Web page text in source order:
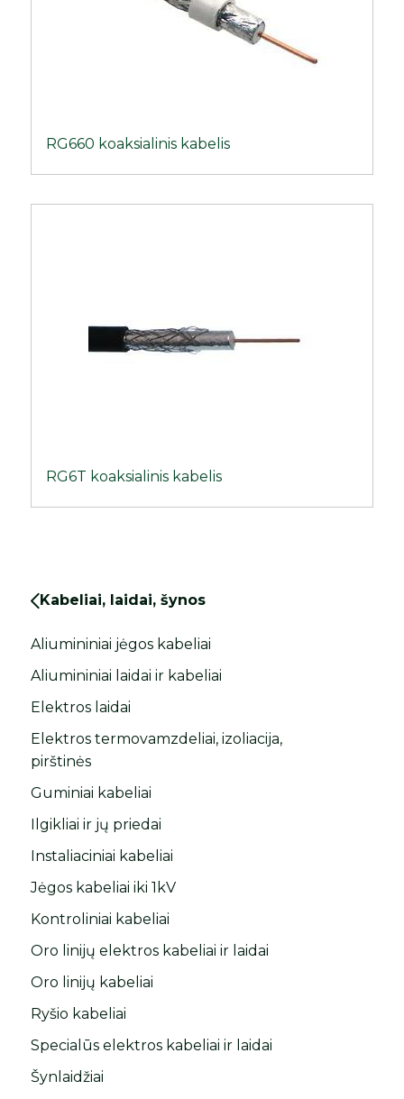
Kabeliai, laidai, šynos
Aliumininiai jėgos kabeliai
Aliumininiai laidai ir kabeliai
Elektros laidai
Elektros termovamzdeliai, izoliacija,
pirštinės
Guminiai kabeliai
Ilgikliai ir jų priedai
Instaliaciniai kabeliai
Jėgos kabeliai iki 1kV
Kontroliniai kabeliai
Oro linijų elektros kabeliai ir laidai
Oro linijų kabeliai
Ryšio kabeliai
Specialūs elektros kabeliai ir laidai
Šynlaidžiai
RG660 koaksialinis kabelis
RG6T koaksialinis kabelis